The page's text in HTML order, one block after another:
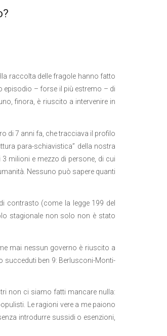
raccolta delle fragole hanno fatto
episodio – forse il più estremo – di
finora, è riuscito a intervenire in
di 7 anni fa, che tracciava il profilo
para-schiavistica” della nostra
milioni e mezzo di persone, di cui
Nessuno può sapere quanti
contrasto (come la legge 199 del
stagionale non solo non è stato
mai nessun governo è riuscito a
succeduti ben 9: Berlusconi-Monti-
non ci siamo fatti mancare nulla:
Le ragioni vere a me paiono
introdurre sussidi o esenzioni,